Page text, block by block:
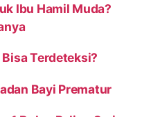
Ibu Hamil Muda?
Terdeteksi?
Bayi Prematur